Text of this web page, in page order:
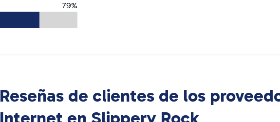
79%
Reseñas de clientes de los